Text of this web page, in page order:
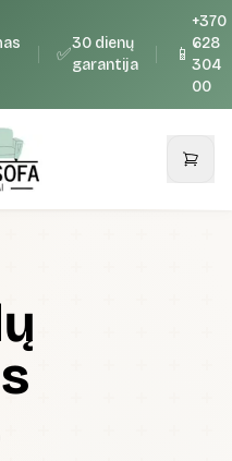
✅
30 dienų
garantija
📱
+370
628
304
00